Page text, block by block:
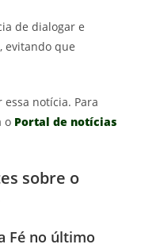
de dialogar e
evitando que
notícia. Para
o Portal de notícias
sobre o
Fé no último